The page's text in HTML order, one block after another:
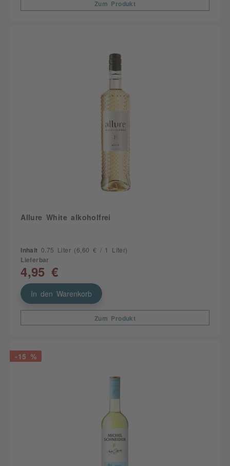
Zum Produkt
Allure White alkoholfrei
Inhalt 0.75 Liter (6,60 € / 1 Liter)
Lieferbar
4,95 €
In den Warenkorb
Zum Produkt
-15 %